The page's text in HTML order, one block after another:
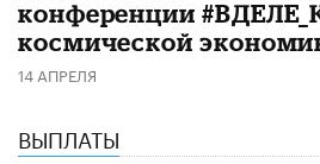
конференции
космической
14 АПРЕЛЯ
ВЫПЛАТЫ